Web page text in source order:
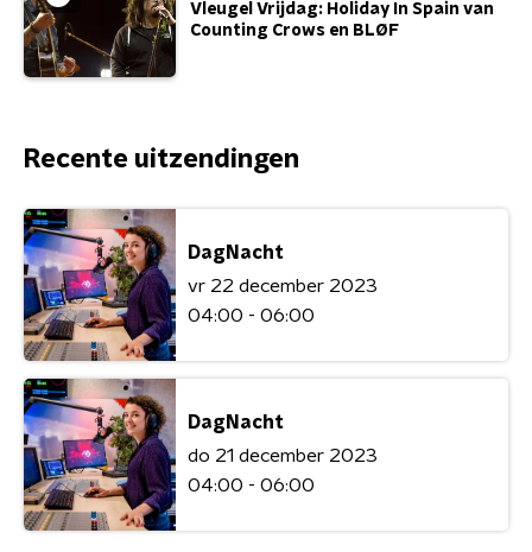
Vleugel Vrijdag: Holiday In Spain van
Counting Crows en BLØF
Recente uitzendingen
DagNacht
vr 22 december 2023
04:00 - 06:00
DagNacht
do 21 december 2023
04:00 - 06:00